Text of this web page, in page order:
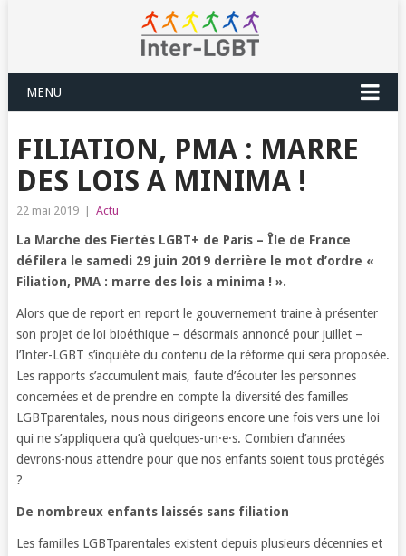
MENU
FILIATION, PMA : MARRE
DES LOIS A MINIMA !
22 mai 2019 Actu
La Marche des Fiertés LGBT+ de Paris – Île de France
défilera le samedi 29 juin 2019 derrière le mot d’ordre «
Filiation, PMA : marre des lois a minima ! ».
Alors que de report en report le gouvernement traine à présenter
son projet de loi bioéthique – désormais annoncé pour juillet –
l’Inter-LGBT s’inquiète du contenu de la réforme qui sera proposée.
Les rapports s’accumulent mais, faute d’écouter les personnes
concernées et de prendre en compte la diversité des familles
LGBTparentales, nous nous dirigeons encore une fois vers une loi
qui ne s’appliquera qu’à quelques-un·e·s. Combien d’années
devrons-nous attendre pour que nos enfants soient tous protégés
?
De nombreux enfants laissés sans filiation
Les familles LGBTparentales existent depuis plusieurs décennies et